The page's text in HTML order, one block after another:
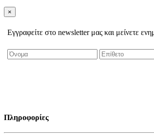
×
Εγγραφείτε στο newsletter μας και μείνετε
Πληροφορίες